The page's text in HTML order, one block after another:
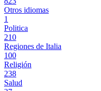
Otros idiomas
1
Politica
210
Regiones de Italia
100
Religión
238
Salud